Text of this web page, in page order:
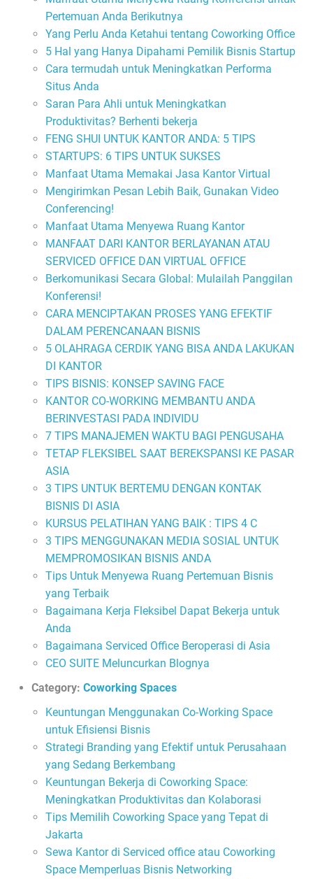
Pertemuan Anda Berikutnya
Yang Perlu Anda Ketahui tentang Coworking Office
5 Hal yang Hanya Dipahami Pemilik Bisnis Startup
Cara termudah untuk Meningkatkan Performa
Situs Anda
Saran Para Ahli untuk Meningkatkan
Produktivitas? Berhenti bekerja
FENG SHUI UNTUK KANTOR ANDA: 5 TIPS
STARTUPS: 6 TIPS UNTUK SUKSES
Manfaat Utama Memakai Jasa Kantor Virtual
Mengirimkan Pesan Lebih Baik, Gunakan Video
Conferencing!
Manfaat Utama Menyewa Ruang Kantor
MANFAAT DARI KANTOR BERLAYANAN ATAU
SERVICED OFFICE DAN VIRTUAL OFFICE
Berkomunikasi Secara Global: Mulailah Panggilan
Konferensi!
CARA MENCIPTAKAN PROSES YANG EFEKTIF
DALAM PERENCANAAN BISNIS
5 OLAHRAGA CERDIK YANG BISA ANDA LAKUKAN
DI KANTOR
TIPS BISNIS: KONSEP SAVING FACE
KANTOR CO-WORKING MEMBANTU ANDA
BERINVESTASI PADA INDIVIDU
7 TIPS MANAJEMEN WAKTU BAGI PENGUSAHA
TETAP FLEKSIBEL SAAT BEREKSPANSI KE PASAR
ASIA
3 TIPS UNTUK BERTEMU DENGAN KONTAK
BISNIS DI ASIA
KURSUS PELATIHAN YANG BAIK : TIPS 4 C
3 TIPS MENGGUNAKAN MEDIA SOSIAL UNTUK
MEMPROMOSIKAN BISNIS ANDA
Tips Untuk Menyewa Ruang Pertemuan Bisnis
yang Terbaik
Bagaimana Kerja Fleksibel Dapat Bekerja untuk
Anda
Bagaimana Serviced Office Beroperasi di Asia
CEO SUITE Meluncurkan Blognya
Category: Coworking Spaces
Keuntungan Menggunakan Co-Working Space
untuk Efisiensi Bisnis
Strategi Branding yang Efektif untuk Perusahaan
yang Sedang Berkembang
Keuntungan Bekerja di Coworking Space:
Meningkatkan Produktivitas dan Kolaborasi
Tips Memilih Coworking Space yang Tepat di
Jakarta
Sewa Kantor di Serviced office atau Coworking
Space Memperluas Bisnis Networking